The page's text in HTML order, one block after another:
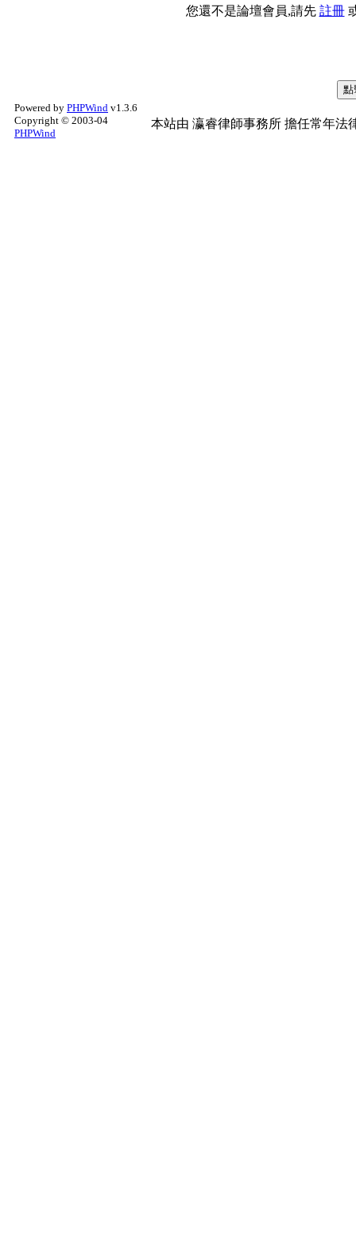
您還不是論壇會員,請先 註冊
Powered by PHPWind v1.3.6
Copyright © 2003-04
PHPWind
本站由 瀛睿律師事務所 擔任常年法